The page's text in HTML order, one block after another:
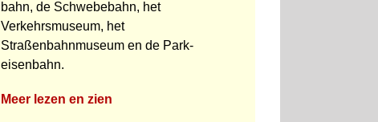
bahn, de Schwebebahn, het
Verkehrsmuseum, het
Straßenbahnmuseum en de Park­
eisenbahn.
Meer lezen en zien